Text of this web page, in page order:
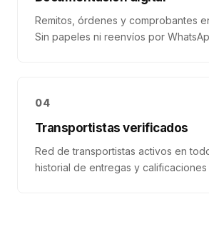
Remitos, órdenes y comprobantes
Sin papeles ni reenvíos por
04
Transportistas verificados
Red de transportistas activos en
historial de entregas y calificaciones